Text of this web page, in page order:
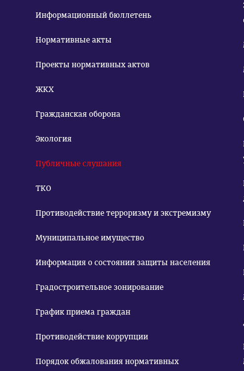
Информационный бюллетень
Нормативные акты
Проекты нормативных актов
ЖКХ
Гражданская оборона
Экология
Публичные слушания
ТКО
Противодействие терроризму и экстремизму
Муниципальное имущество
Информация о состоянии защиты населения
Градостроительное зонирование
График приема граждан
Противодействие коррупции
Порядок обжалования нормативных